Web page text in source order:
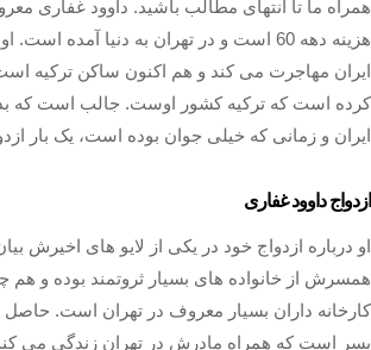
همراه ما تا انتهای مطالب باشید. داوود غفاری
هزینه دهه 60 است و در تهران به دنیا آمده
ایران مهاجرت می کند و هم اکنون ساکن ترکیه
ایران و زمانی که خیلی جوان بوده است، یک بار
ازدواج داوود غفاری
او درباره ازدواج خود در یکی از لایو های اخیرش
همسرش از خانواده های بسیار ثروتمند بوده و هم
کارخانه داران بسیار معروف در تهران است. حاصل
پسر است که همراه مادرش در تهران زندگی می